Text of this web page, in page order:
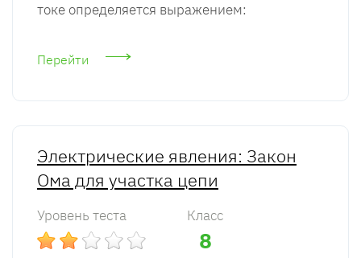
токе определяется выражением:
Перейти
Электрические явления: Закон
Ома для участка цепи
Уровень теста Класс
8